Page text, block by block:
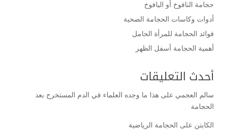
حجامة النافوخ أو اليافوخ
أدوات وكاسات الحجامة الصحية
فوائد الحجامة للمرأة الحامل
أهمية الحجامة أسفل الظهر
أحدث التعليقات
سالم العجمي على هذا ما وجده العلماء في الدم المستخرج بعد
الحجامة
الكابتن على الحجامة الرياضية